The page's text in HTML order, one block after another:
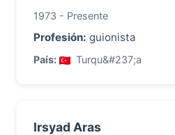
1973 - Presente
Profesión: guionista
País: Turqu&#237;a
Irsyad Aras